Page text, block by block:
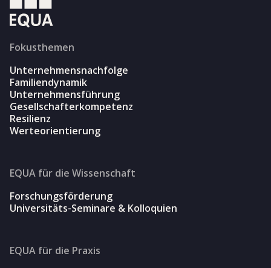
Fokusthemen
Unternehmensnachfolge
Familiendynamik
Unternehmensführung
Gesellschafterkompetenz
Resilienz
Werteorientierung
EQUA für die Wissenschaft
Forschungsförderung
Universitäts-Seminare & Kolloquien
EQUA für die Praxis